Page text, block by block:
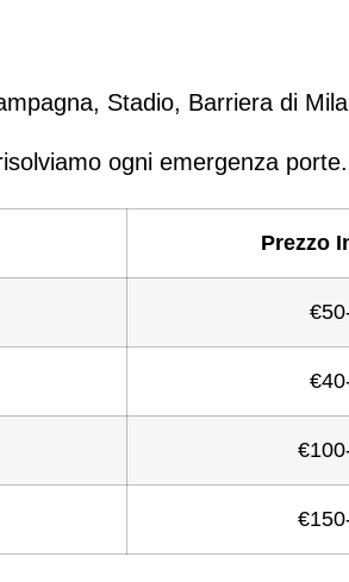
Stadio, Barriera di
ogni emergenza porte.
Prezzo